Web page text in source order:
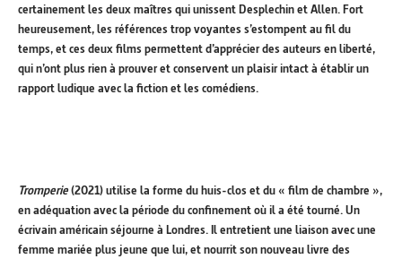
certainement les deux maîtres qui unissent Desplechin et Allen. Fort
heureusement, les références trop voyantes s’estompent au fil du
temps, et ces deux films permettent d’apprécier des auteurs en liberté,
qui n’ont plus rien à prouver et conservent un plaisir intact à établir un
rapport ludique avec la fiction et les comédiens.
Tromperie(2021) utilise la forme du huis-clos et du « film de chambre »,
en adéquation avec la période du confinement où il a été tourné. Un
écrivain américain séjourne à Londres. Il entretient une liaison avec une
femme mariée plus jeune que lui, et nourrit son nouveau livre des